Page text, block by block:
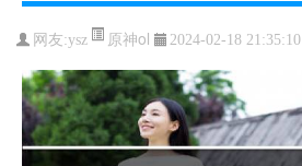
网友:ysz 原神ol 2024-02-18 21:35:10